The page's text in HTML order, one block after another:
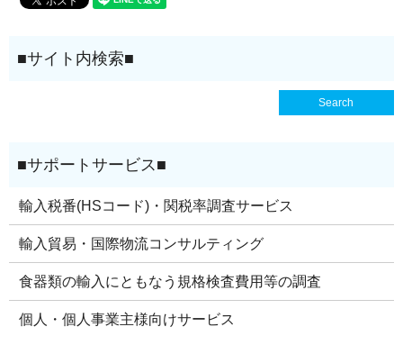
輸入税番(HSコード)・関税率調査サービス
輸入貿易・国際物流コンサルティング
食器類の輸入にともなう規格検査費用等の調査
個人・個人事業主様向けサービス